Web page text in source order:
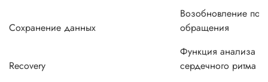
Сохранение данных
Возобновление по
обращения
Recovery
Функция анализа
сердечного ритма